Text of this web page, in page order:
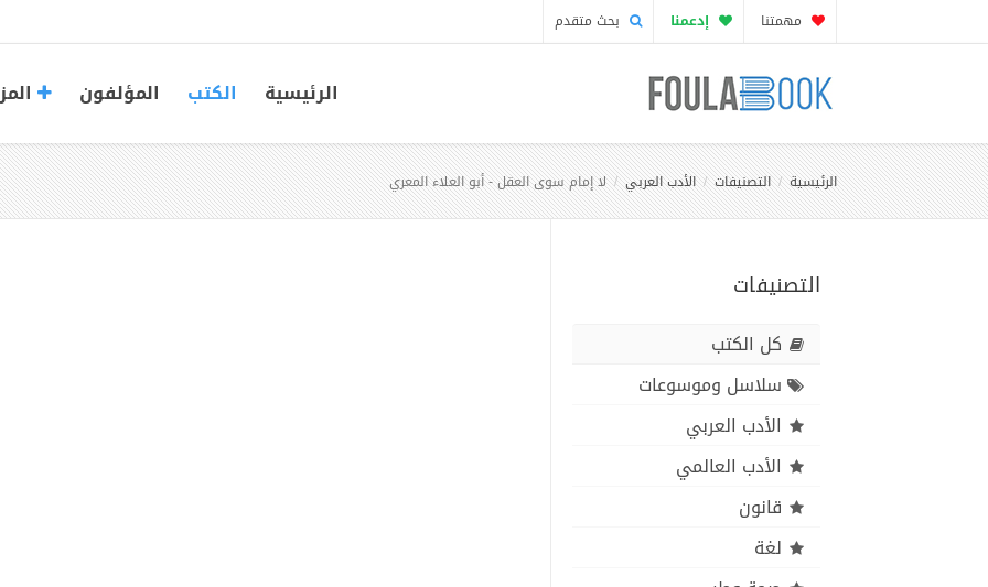
مهمتنا إدعمنا بحث متقدم
الرئيسية الكتب المؤلفون
الرئيسية التصنيفات الأدب العربي لا إمام سوى العقل - أبو العلاء المعري
التصنيفات
كل الكتب
سلاسل وموسوعات
الأدب العربي
الأدب العالمي
قانون
لغة